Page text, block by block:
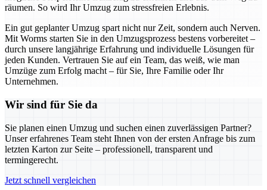
räumen. So wird Ihr Umzug zum stressfreien Erlebnis.
Ein gut geplanter Umzug spart nicht nur Zeit, sondern auch Nerven.
Mit Worms starten Sie in den Umzugsprozess bestens vorbereitet –
durch unsere langjährige Erfahrung und individuelle Lösungen für
jeden Kunden. Vertrauen Sie auf ein Team, das weiß, wie man
Umzüge zum Erfolg macht – für Sie, Ihre Familie oder Ihr
Unternehmen.
Wir sind für Sie da
Sie planen einen Umzug und suchen einen zuverlässigen Partner?
Unser erfahrenes Team steht Ihnen von der ersten Anfrage bis zum
letzten Karton zur Seite – professionell, transparent und
termingerecht.
Jetzt schnell vergleichen